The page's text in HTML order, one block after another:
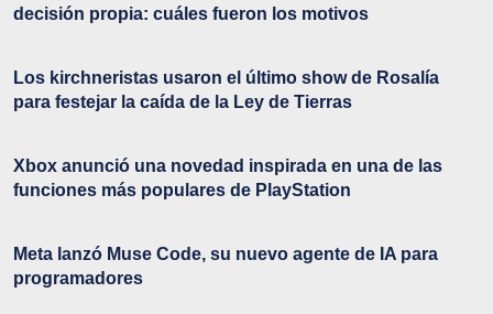
decisión propia: cuáles fueron los motivos
Los kirchneristas usaron el último show de Rosalía
para festejar la caída de la Ley de Tierras
Xbox anunció una novedad inspirada en una de las
funciones más populares de PlayStation
Meta lanzó Muse Code, su nuevo agente de IA para
programadores